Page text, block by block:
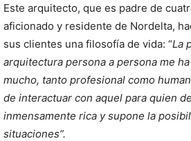
Este arquitecto, que es padre de
aficionado y residente de Nordelta,
sus clientes una filosofía de vida: “La
arquitectura persona a persona me
mucho, tanto profesional como
de interactuar con aquel para quien
inmensamente rica y supone la
situaciones”.